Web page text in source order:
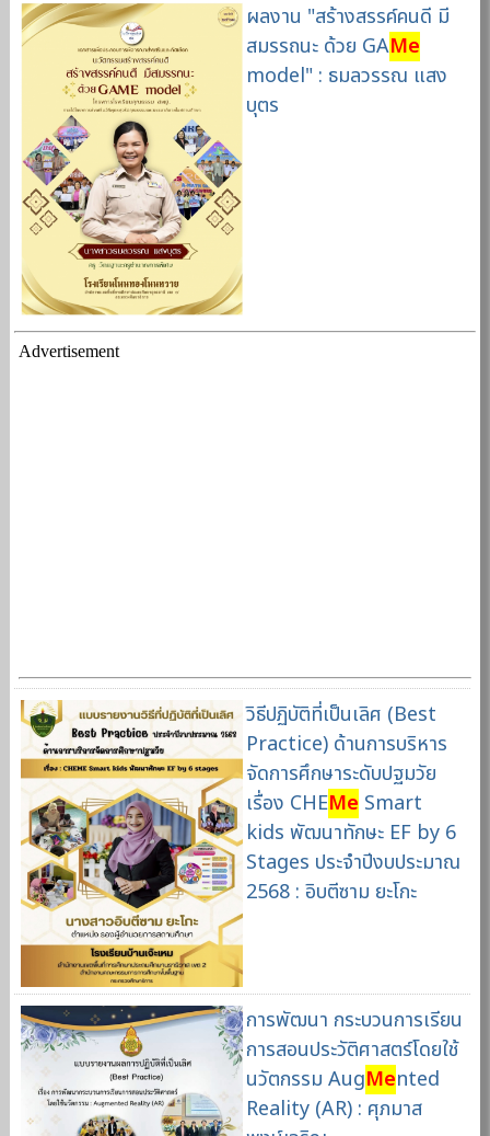
ผลงาน "สร้างสรรค์คนดี มี
สมรรถนะ ด้วย GAMe
model" : ธมลวรรณ แสง
บุตร
Advertisement
วิธีปฏิบัติที่เป็นเลิศ (Best
Practice) ด้านการบริหาร
จัดการศึกษาระดับปฐมวัย
เรื่อง CHEMe Smart
kids พัฒนาทักษะ EF by 6
Stages ประจำปีงบประมาณ
2568 : อิบตีซาม ยะโกะ
การพัฒนา กระบวนการเรียน
การสอนประวัติศาสตร์โดยใช้
นวัตกรรม AugMented
Reality (AR) : ศุภมาส